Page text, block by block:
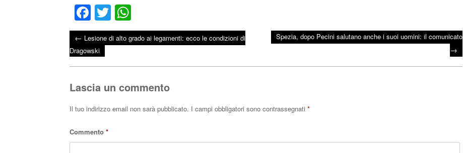
Fa
ce
bo
ok
T
wi
tte
r
ha
ts
A
Post navigation
← Lesione di alto grado ai legamenti: ecco le condizioni di
Dragowski
Spezia, dopo Pecini salutano anche i suoi uomini: il comunicato
→
Lascia un commento
Il tuo indirizzo email non sarà pubblicato. I campi obbligatori sono contrassegnati *
Commento *